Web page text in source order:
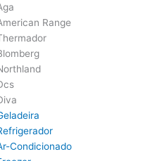
Range
Condicionado